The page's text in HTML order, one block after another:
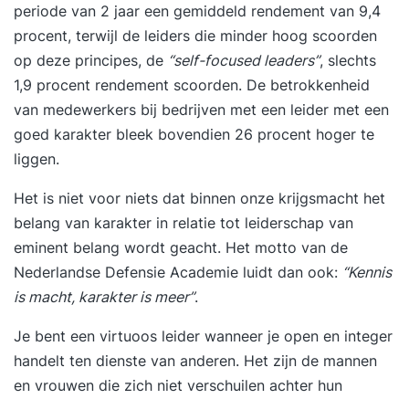
periode van 2 jaar een gemiddeld rendement van 9,4
procent, terwijl de leiders die minder hoog scoorden
op deze principes, de “self-focused leaders”, slechts
1,9 procent rendement scoorden. De betrokkenheid
van medewerkers bij bedrijven met een leider met een
goed karakter bleek bovendien 26 procent hoger te
liggen.
Het is niet voor niets dat binnen onze krijgsmacht het
belang van karakter in relatie tot leiderschap van
eminent belang wordt geacht. Het motto van de
Nederlandse Defensie Academie luidt dan ook: “Kennis
is macht, karakter is meer”.
Je bent een virtuoos leider wanneer je open en integer
handelt ten dienste van anderen. Het zijn de mannen
en vrouwen die zich niet verschuilen achter hun